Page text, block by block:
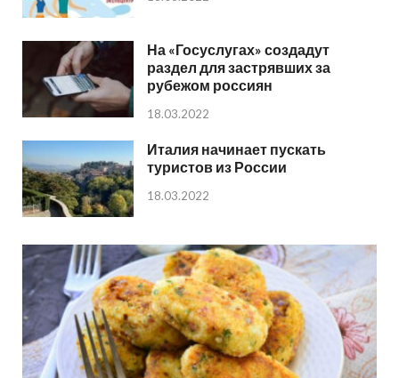
На «Госуслугах» создадут
раздел для застрявших за
рубежом россиян
18.03.2022
Италия начинает пускать
туристов из России
18.03.2022